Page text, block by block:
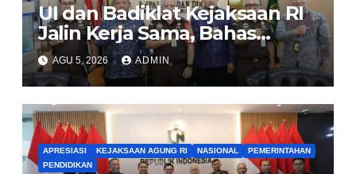
UI dan Badiklat Kejaksaan RI
Jalin Kerja Sama, Bahas
Pembentukan Pusat Studi
Kajian Kejaksaan
AGU 5, 2026 ADMIN
APRESIASI KEJAKSAAN AGUNG RI NASIONAL
PEMERINTAHAN
PENDIDIKAN